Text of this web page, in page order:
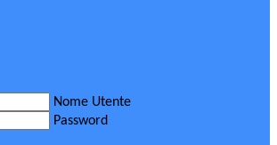
Nome Utente
Password